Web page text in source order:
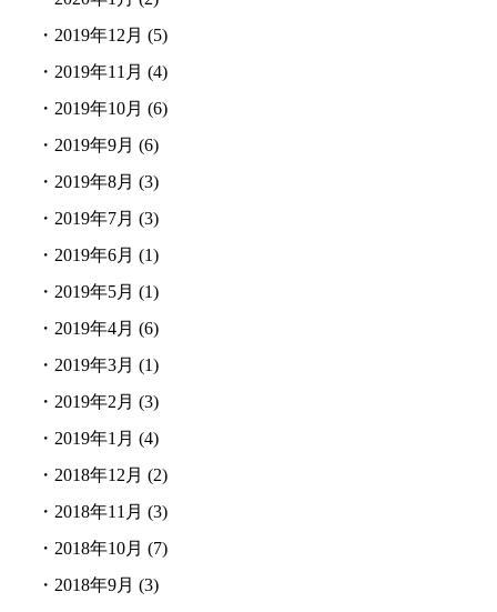
・ 2019年12月 (5)
・ 2019年11月 (4)
・ 2019年10月 (6)
・ 2019年9月 (6)
・ 2019年8月 (3)
・ 2019年7月 (3)
・ 2019年6月 (1)
・ 2019年5月 (1)
・ 2019年4月 (6)
・ 2019年3月 (1)
・ 2019年2月 (3)
・ 2019年1月 (4)
・ 2018年12月 (2)
・ 2018年11月 (3)
・ 2018年10月 (7)
・ 2018年9月 (3)